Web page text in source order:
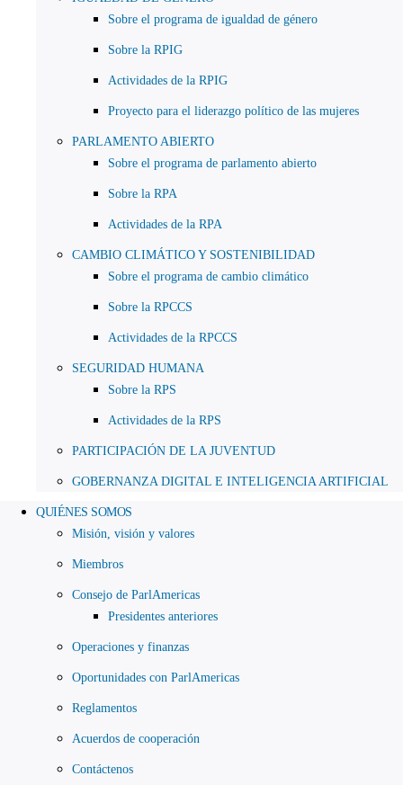
Sobre el programa de igualdad de género
Sobre la RPIG
Actividades de la RPIG
Proyecto para el liderazgo político de las mujeres
PARLAMENTO ABIERTO
Sobre el programa de parlamento abierto
Sobre la RPA
Actividades de la RPA
CAMBIO CLIMÁTICO Y SOSTENIBILIDAD
Sobre el programa de cambio climático
Sobre la RPCCS
Actividades de la RPCCS
SEGURIDAD HUMANA
Sobre la RPS
Actividades de la RPS
PARTICIPACIÓN DE LA JUVENTUD
GOBERNANZA DIGITAL E INTELIGENCIA ARTIFICIAL
QUIÉNES SOMOS
Misión, visión y valores
Miembros
Consejo de ParlAmericas
Presidentes anteriores
Operaciones y finanzas
Oportunidades con ParlAmericas
Reglamentos
Acuerdos de cooperación
Contáctenos